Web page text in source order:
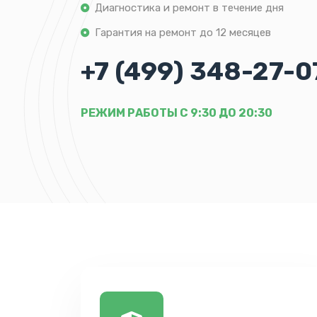
Диагностика и ремонт в течение дня
Гарантия на ремонт до 12 месяцев
+7 (499) 348-27-
РЕЖИМ РАБОТЫ С 9:30 ДО 20:30